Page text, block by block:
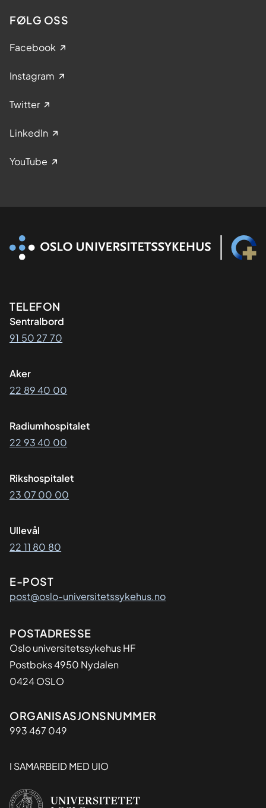
FØLG OSS
Facebook
Instagram
Twitter
LinkedIn
YouTube
Kontaktinformasjon
TELEFON
Sentralbord
91 50 27 70
Aker
22 89 40 00
Radiumhospitalet
22 93 40 00
Rikshospitalet
23 07 00 00
Ullevål
22 11 80 80
E-POST
post@oslo-universitetssykehus.no
Adresse
POSTADRESSE
Oslo universitetssykehus HF
Postboks 4950 Nydalen
0424 OSLO
Organisasjon
ORGANISASJONSNUMMER
993 467 049
I SAMARBEID MED UIO